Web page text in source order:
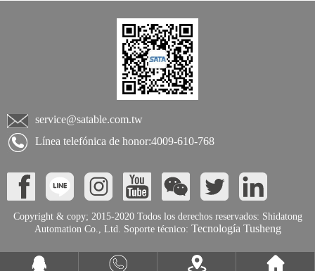
service@satable.com.tw
Línea telefónica de honor:4009-610-768
Copyright & copy; 2015-2020 Todos los derechos reservados: Shidatong
Automation Co., Ltd. Soporte técnico: Tecnología Tusheng